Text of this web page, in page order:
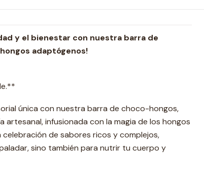
y el bienestar con nuestra barra de
adaptógenos!
única con nuestra barra de choco-hongos,
infusionada con la magia de los hongos
de sabores ricos y complejos,
sino también para nutrir tu cuerpo y